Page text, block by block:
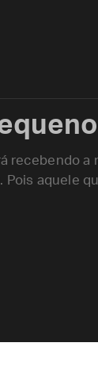
recebendo a
aquele